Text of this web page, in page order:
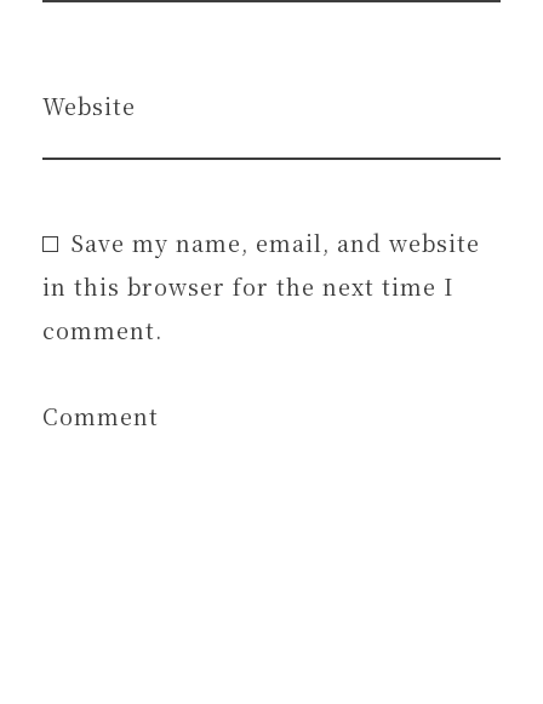
Website
Save my name, email, and website
in this browser for the next time I
comment.
Comment